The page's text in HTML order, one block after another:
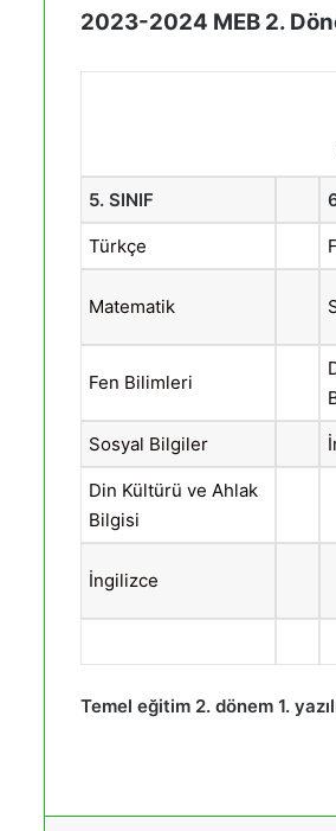
2023-2024 MEB 2.
5. SINIF
Türkçe
Matematik
Fen Bilimleri
Sosyal Bilgiler
Din Kültürü ve Ahlak
Bilgisi
İngilizce
Temel eğitim 2. dönem 1.